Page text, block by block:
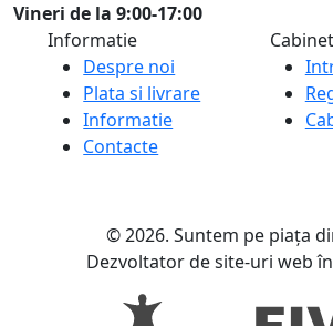
Vineri de la 9:00-17:00
Informatie
Despre noi
Plata si livrare
Informatie
Contacte
Cabinet
© 2026. Suntem pe piața
Dezvoltator de site-uri web